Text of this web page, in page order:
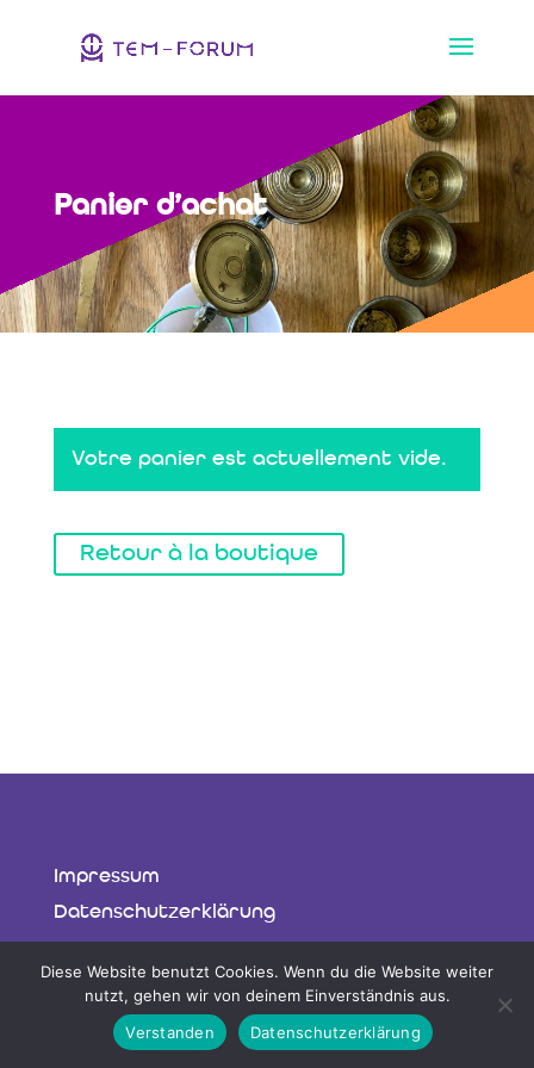
Panier d’achat
Votre panier est actuellement vide.
Retour à la boutique
Impressum
Datenschutzerklärung
Diese Website benutzt Cookies. Wenn du die Website weiter
nutzt, gehen wir von deinem Einverständnis aus.
Verstanden
Datenschutzerklärung